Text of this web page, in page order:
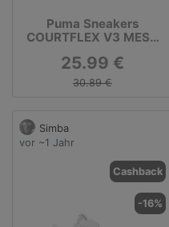
Puma Sneakers
COURTFLEX V3 MESH
25.99 €
30.89 €
Simba
vor ~1 Jahr
Cashback
-16%